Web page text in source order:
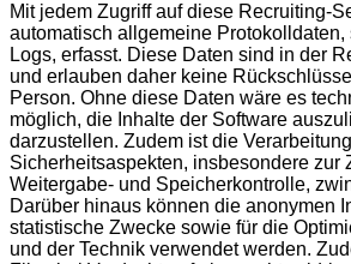
Mit jedem Zugriff auf diese Recruiting-
automatisch allgemeine
Logs, erfasst. Diese Daten sind in der
und erlauben daher keine
Person. Ohne diese Daten wäre es
möglich, die Inhalte der Software
darzustellen. Zudem ist die
Sicherheitsaspekten, insbesondere zur
Weitergabe- und Speicherkontrolle,
Darüber hinaus können die anonymen
statistische Zwecke sowie für die
und der Technik verwendet werden.